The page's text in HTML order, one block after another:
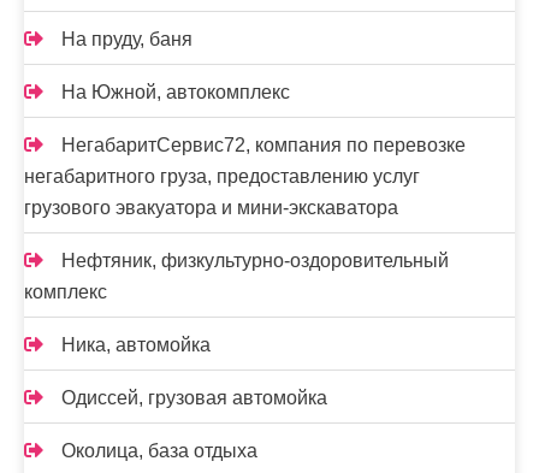
На пруду, баня
На Южной, автокомплекс
НегабаритСервис72, компания по перевозке
негабаритного груза, предоставлению услуг
грузового эвакуатора и мини-экскаватора
Нефтяник, физкультурно-оздоровительный
комплекс
Ника, автомойка
Одиссей, грузовая автомойка
Околица, база отдыха